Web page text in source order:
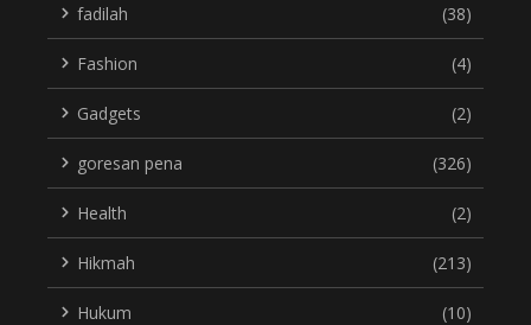
fadilah (38)
Fashion (4)
Gadgets (2)
goresan pena (326)
Health (2)
Hikmah (213)
Hukum (10)